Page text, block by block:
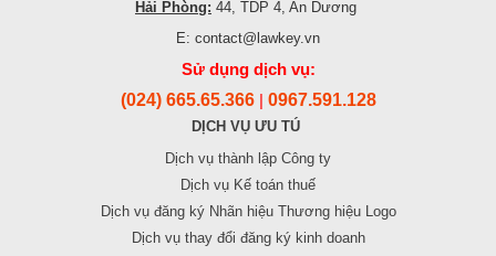
Hải Phòng: 44, TDP 4, An Dương
E: contact@lawkey.vn
Sử dụng dịch vụ:
(024) 665.65.366 0967.591.128
DỊCH VỤ ƯU TÚ
Dịch vụ thành lập Công ty
Dịch vụ Kế toán thuế
Dịch vụ đăng ký Nhãn hiệu Thương hiệu Logo
Dịch vụ thay đổi đăng ký kinh doanh